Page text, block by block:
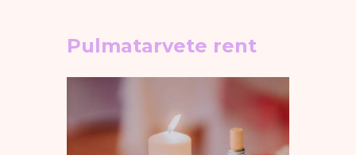
Pulmatarvete rent